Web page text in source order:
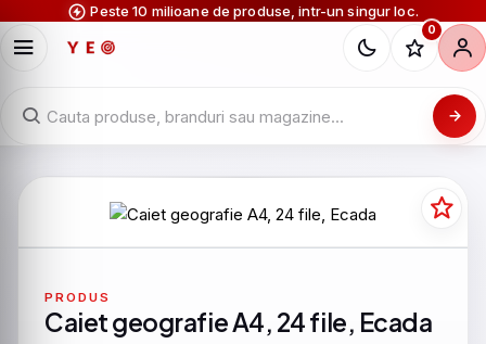
Peste 10 milioane de produse, intr-un singur loc.
0
PRODUS
Caiet geografie A4, 24 file, Ecada